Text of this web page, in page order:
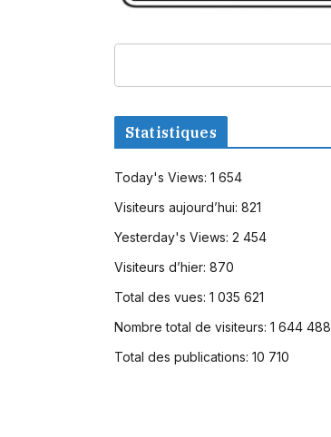
Statistiques
Today's Views: 1 654
Visiteurs aujourd’hui: 821
Yesterday's Views: 2 454
Visiteurs d’hier: 870
Total des vues: 1 035 621
Nombre total de visiteurs: 1 644 488
Total des publications: 10 710